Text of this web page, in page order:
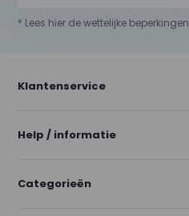
* Lees hier de wettelijke beperkingen
Klantenservice
Help / informatie
Categorieën